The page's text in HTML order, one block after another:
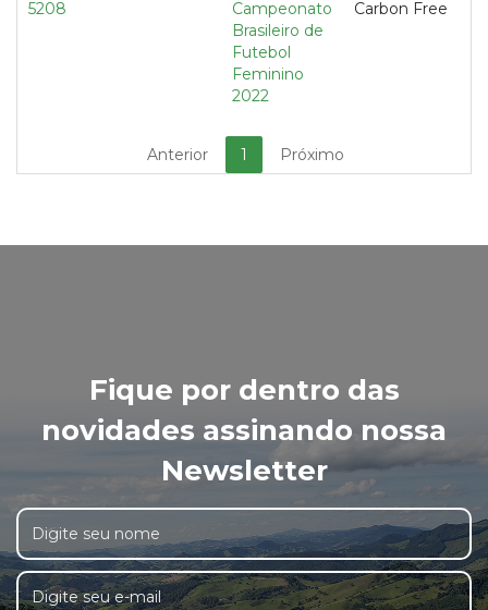
5208
Campeonato
Brasileiro de
Futebol
Feminino
2022
Carbon Free
Anterior 1 Próximo
Fique por dentro das
novidades assinando nossa
Newsletter